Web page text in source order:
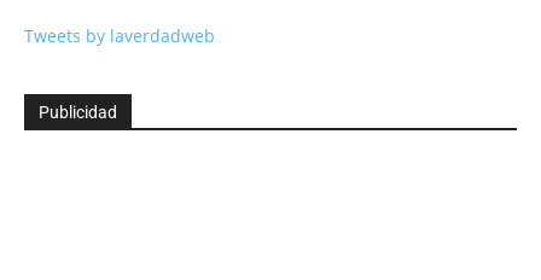
Tweets by laverdadweb
Publicidad